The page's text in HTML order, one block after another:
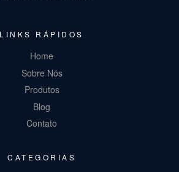
LINKS RÁPIDOS
Home
Sobre Nós
Produtos
Blog
Contato
CATEGORIAS